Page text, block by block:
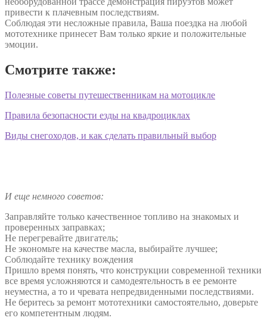
привести к плачевным последствиям.
Соблюдая эти несложные правила, Ваша поездка на любой
мототехнике принесет Вам только яркие и положительные
эмоции.
Смотрите также:
Полезные советы путешественникам на мотоцикле
Правила безопасности езды на квадроциклах
Виды снегоходов, и как сделать правильный выбор
И еще немного советов:
Заправляйте только качественное топливо на знакомых и
проверенных заправках;
Не перегревайте двигатель;
Не экономьте на качестве масла, выбирайте лучшее;
Соблюдайте технику вождения
Пришло время понять, что конструкции современной техники
все время усложняются и самодеятельность в ее ремонте
неуместна, а то и чревата непредвиденными последствиями.
Не беритесь за ремонт мототехники самостоятельно, доверьте
его компетентным людям.